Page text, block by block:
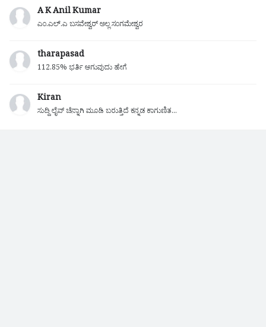
A K Anil Kumar
ಎಂ.ಎಲ್.ಎ ಬಸವೇಶ್ವರ್ ಅಲ್ಲ ಸಂಗಮೇಶ್ವರ
tharapasad
112.85% ಭರ್ತಿ ಆಗುವುದು ಹೇಗೆ
Kiran
ಸುದ್ದಿ ಲೈವ್ ಚೆನ್ನಾಗಿ ಮೂಡಿ ಬರುತ್ತಿದೆ ಕನ್ನಡ ಕಾಗುಣಿತ...